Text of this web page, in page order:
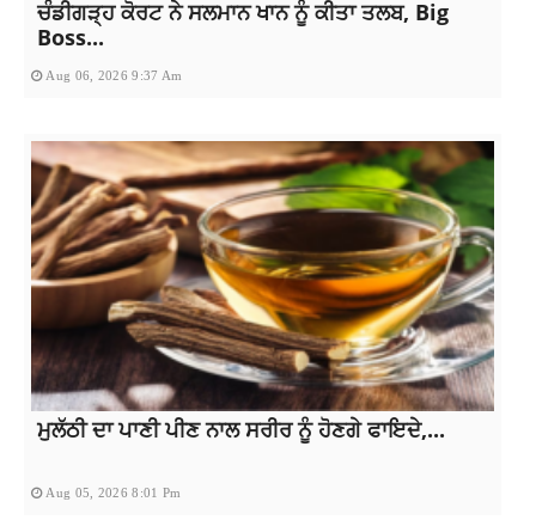
ਚੰਡੀਗੜ੍ਹ ਕੋਰਟ ਨੇ ਸਲਮਾਨ ਖਾਨ ਨੂੰ ਕੀਤਾ ਤਲਬ, Big
Boss...
Aug 06, 2026 9:37 Am
ਮੁਲੱਠੀ ਦਾ ਪਾਣੀ ਪੀਣ ਨਾਲ ਸਰੀਰ ਨੂੰ ਹੋਣਗੇ ਫਾਇਦੇ,...
Aug 05, 2026 8:01 Pm